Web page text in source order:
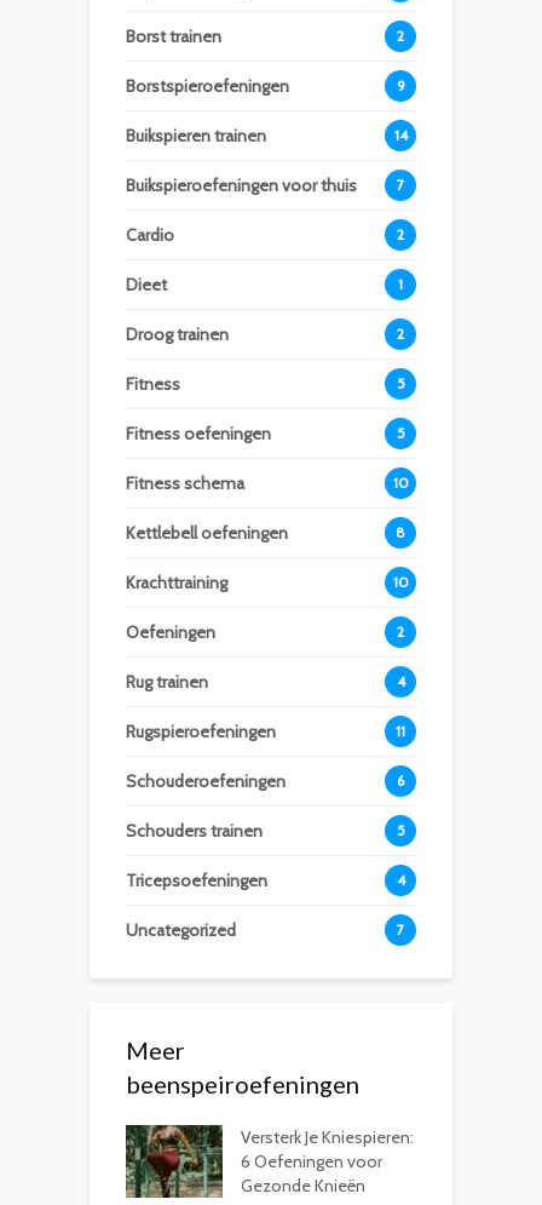
Borst trainen 2
Borstspieroefeningen 9
Buikspieren trainen 14
Buikspieroefeningen voor thuis 7
Cardio 2
Dieet 1
Droog trainen 2
Fitness 5
Fitness oefeningen 5
Fitness schema 10
Kettlebell oefeningen 8
Krachttraining 10
Oefeningen 2
Rug trainen 4
Rugspieroefeningen 11
Schouderoefeningen 6
Schouders trainen 5
Tricepsoefeningen 4
Uncategorized 7
Meer
beenspeiroefeningen
Versterk Je Kniespieren:
6 Oefeningen voor
Gezonde Knieën